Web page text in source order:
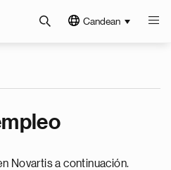
Candean
Novartis a continuación.